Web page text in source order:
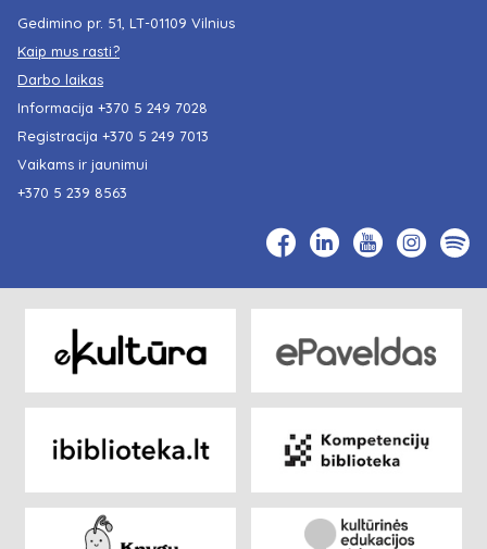
Gedimino pr. 51, LT-01109 Vilnius
Kaip mus rasti?
Darbo laikas
Informacija +370 5 249 7028
Registracija +370 5 249 7013
Vaikams ir jaunimui
+370 5 239 8563